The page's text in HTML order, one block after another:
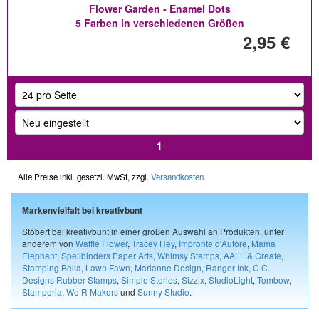
Flower Garden - Enamel Dots
5 Farben in verschiedenen Größen
2,95 €
1
Alle Preise inkl. gesetzl. MwSt, zzgl. Versandkosten.
Markenvielfalt bei kreativbunt
Stöbert bei kreativbunt in einer großen Auswahl an Produkten, unter
anderem von Waffle Flower, Tracey Hey, Impronte d'Autore, Mama
Elephant, Spellbinders Paper Arts, Whimsy Stamps, AALL & Create,
Stamping Bella, Lawn Fawn, Marianne Design, Ranger Ink, C.C.
Designs Rubber Stamps, Simple Stories, Sizzix, StudioLight, Tombow,
Stamperia, We R Makersund Sunny Studio.